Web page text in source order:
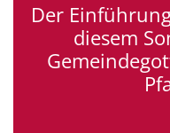
Der
diesem